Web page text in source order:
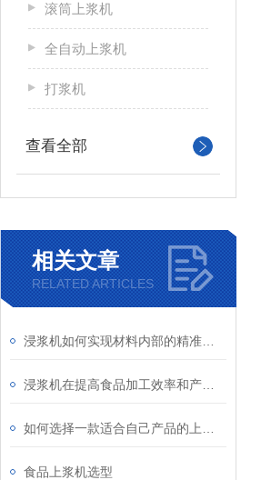
滚筒上浆机
全自动上浆机
打浆机
查看全部
相关文章
RELATED ARTICLES
食品上浆机选型